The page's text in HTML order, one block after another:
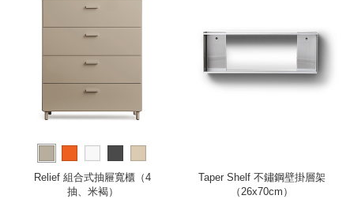
Relief 組合式抽屜寬櫃（4
抽、米褐）
Taper Shelf 不鏽鋼壁掛層架
（26x70cm）